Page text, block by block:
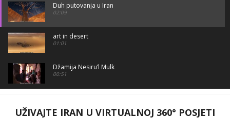
Duh putovanja u Iran
02:09
art in desert
01:01
Džamija Nesiru’l Mulk
00:51
UŽIVAJTE IRAN U VIRTUALNOJ 360° POSJETI